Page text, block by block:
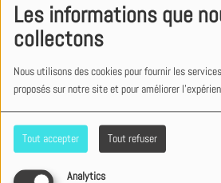
Les informations que
collectons
Nous utilisons des cookies pour fournir les
proposés sur notre site et pour améliorer
Tout accepter Tout refuser
Analytics
Ma
En express :
#Hôpital l